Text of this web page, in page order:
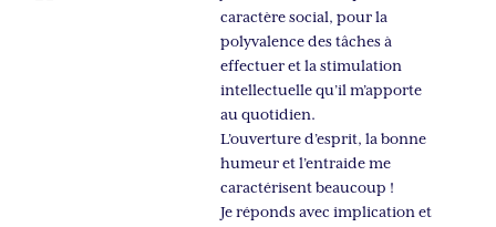
caractère social, pour la
polyvalence des tâches à
effectuer et la stimulation
intellectuelle qu’il m’apporte
au quotidien.
L’ouverture d’esprit, la bonne
humeur et l’entraide me
caractérisent beaucoup !
Je réponds avec implication et